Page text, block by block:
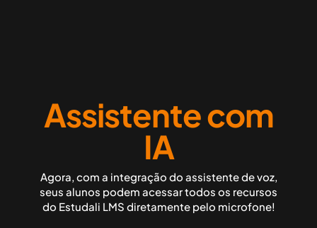
Assistente com
IA
Agora, com a integração do assistente de voz,
seus alunos podem acessar todos os recursos
do Estudali LMS diretamente pelo microfone!